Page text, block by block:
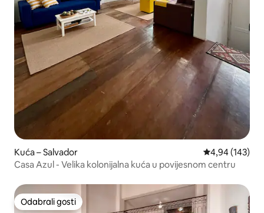
Kuća – Salvador Prosječna
4,94 (143)
Casa Azul - Velika kolonijalna kuća u povijesnom centru
Odabrali gosti
Odabrali gosti